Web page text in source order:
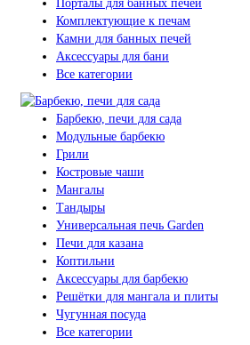
Порталы для банных печей
Комплектующие к печам
Камни для банных печей
Аксессуары для бани
Все категории
Барбекю, печи для сада
Модульные барбекю
Грили
Костровые чаши
Мангалы
Тандыры
Универсальная печь Garden
Печи для казана
Коптильни
Аксессуары для барбекю
Решётки для мангала и плиты
Чугунная посуда
Все категории